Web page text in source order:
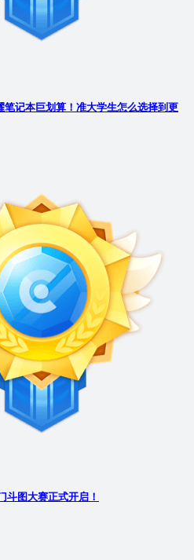
记本巨划算！准大学生怎么选择到更
图大赛正式开启！